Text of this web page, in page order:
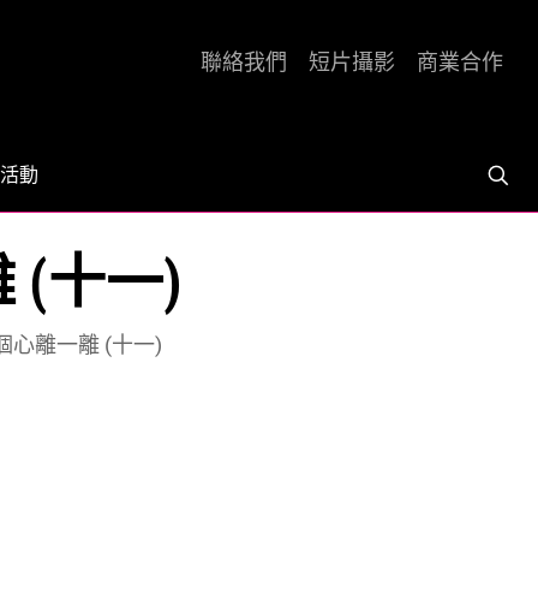
活動
聯絡我們 短片攝影 商業合作
(十一)
心離一離 (十一)